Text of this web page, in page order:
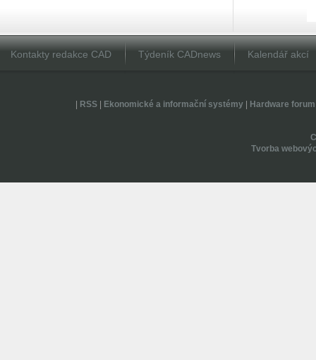
Kontakty redakce CAD Týdeník CADnews Kalendář akcí
RSS| Ekonomické a informační systémy| Hardware forum
Tvorba